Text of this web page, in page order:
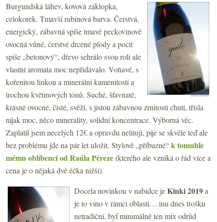
Burgundská láhev, kovová záklopka,
celokorek. Tmavší rubínová barva. Čerstvá,
energický, zábavná spíše tmavě peckovinově
ovocná vůně, čerstvé drcené plody a pocit
spíše „betonový“, dřevo sehrálo svou roli ale
vlastní aromata moc nepřidávalo. Voňavé, s
kořenitou linkou a minerální kamenitostí a
trochou květinových tónů. Suché, šťavnaté,
krásně ovocné, čisté, svěží, s jistou zábavnou zrnitostí chuti, třísla
nijak moc, něco minerality, solidní koncentrace. Výborná věc.
Zaplatil jsem necelých 12€ a opravdu nelituji, pije se skvěle teď ale
bez problému jde na pár let uložit. Stylově „příbuzné“k tomuhle
mému oblíbenci od Raúla Péreze(kterého ale vzniká o řád více a
cena je o nějaká dvě éčka nižší).
Docela novinkou v nabídce jeKinki 2019a
je to víno v rámci oblasti… inu dnes trošku
netradiční, byť minimálně ten mix odrůd